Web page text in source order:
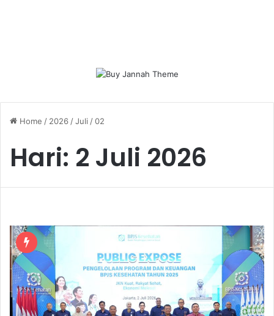
Home / 2026 /Juli /02
Hari: 2 Juli 2026